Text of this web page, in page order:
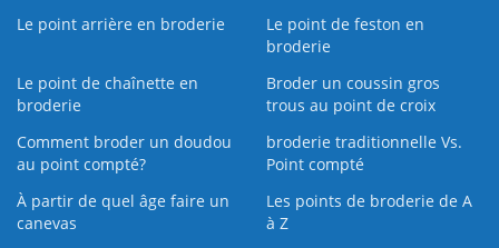
Le point arrière en broderie
Le point de feston en
broderie
Le point de chaînette en
broderie
Broder un coussin gros
trous au point de croix
Comment broder un doudou
au point compté?
broderie traditionnelle Vs.
Point compté
À partir de quel âge faire un
canevas
Les points de broderie de A
à Z